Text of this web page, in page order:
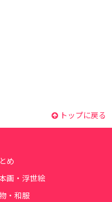
トップに戻る
め
画・浮世絵
・和服